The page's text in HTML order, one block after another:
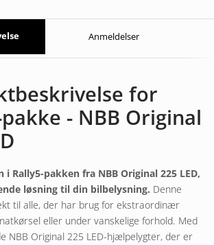
Anmeldelser
for
- NBB Original
i Rally5-pakken fra NBB Original 225 LED,
løsning til din bilbelysning. Denne
til alle, der har brug for ekstraordinær
eller under vanskelige forhold. Med
NBB Original 225 LED-hjælpelygter, der er